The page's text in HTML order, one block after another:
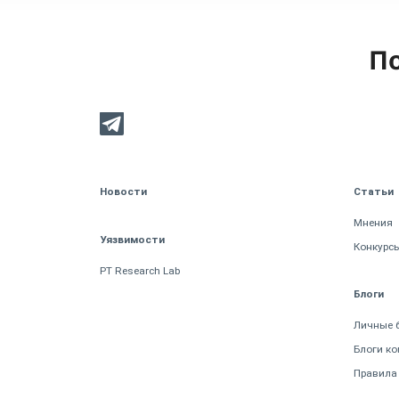
Новости
Уязвимости
PT Research Lab
Статьи
Мнения
Блоги
Личные
Блоги
Правила